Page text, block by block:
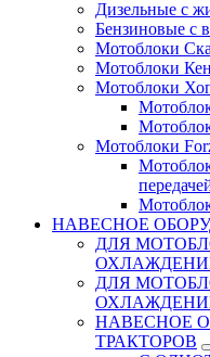
Дизельные с
Бензиновые с
Мотоблоки
Мотоблоки
Мотоблоки
Мотоблоки
НАВЕСНОЕ
ДЛЯ
ДЛЯ
НАВЕСНОЕ
ТРАКТОРОВ